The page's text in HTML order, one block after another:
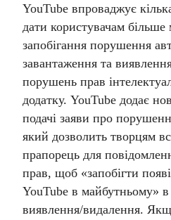
YouTube впроваджує
дати користувачам
запобігання порушення
завантаження та
порушень прав
додатку. YouTube додає
подачі заяви про
який дозволить творцям
прапорець для
прав, щоб «запобігти
YouTube в майбутньому»
виявлення/видалення.